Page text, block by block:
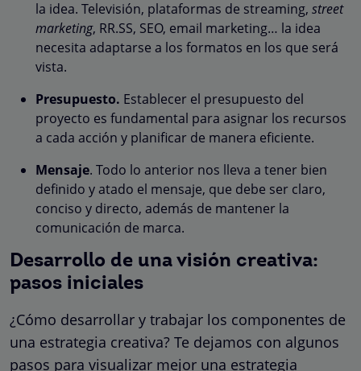
la idea. Televisión, plataformas de streaming, street
marketing, RR.SS, SEO, email marketing… la idea
necesita adaptarse a los formatos en los que será
vista.
Presupuesto. Establecer el presupuesto del
proyecto es fundamental para asignar los recursos
a cada acción y planificar de manera eficiente.
Mensaje. Todo lo anterior nos lleva a tener bien
definido y atado el mensaje, que debe ser claro,
conciso y directo, además de mantener la
comunicación de marca.
Desarrollo de una visión creativa:
pasos iniciales
¿Cómo desarrollar y trabajar los componentes de
una estrategia creativa? Te dejamos con algunos
pasos para visualizar mejor una estrategia